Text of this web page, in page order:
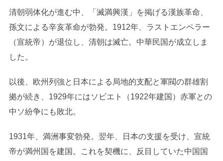
清朝弱体化が進む中、「滅満興漢」を掲げる漢族革命、
孫文による辛亥革命が勃発。1912年、ラストエンペラー
（宣統帝）が退位し、清朝は滅亡。中華民国が成立しま
した。
以後、欧州列強と日本による局地的支配と軍閥の群雄割
拠が続き、1929年にはソビエト（1922年建国）赤軍との
中ソ紛争にも敗北。
1931年、満洲事変勃発。翌年、日本の支援を受け、宣統
帝が満州国を建国。これを契機に、反目していた中国国